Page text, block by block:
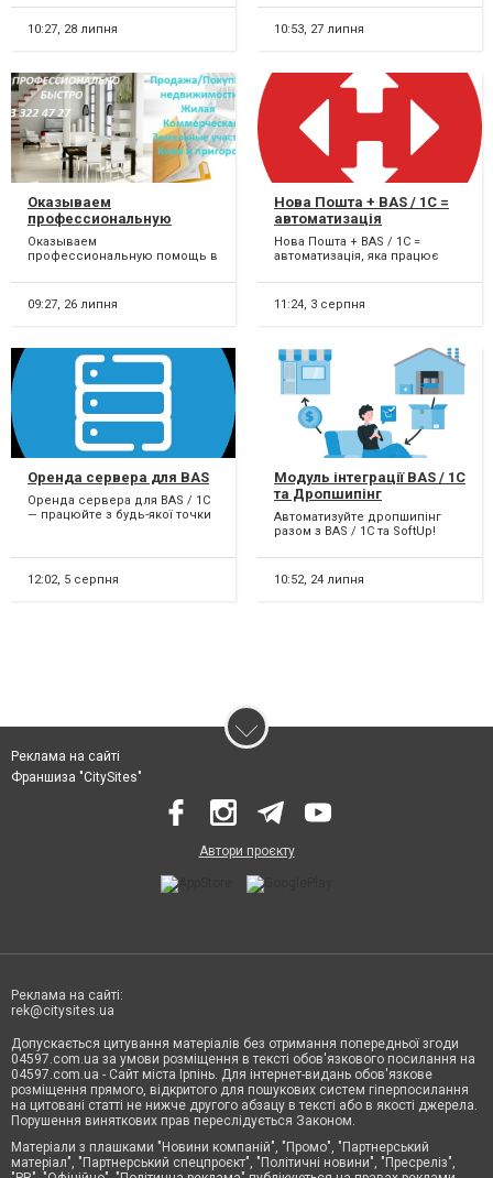
перевіряти опл...
10:27, 28 липня
бізнес відправ...
10:53, 27 липня
Оказываем
профессиональную
помощь в Продаже/
Покупке недвижимости.
Оказываем
профессиональную помощь в
недвижимости. На рынке с
2011г., специализируемс...
09:27, 26 липня
Нова Пошта + BAS / 1C =
автоматизація
Нова Пошта + BAS / 1C =
автоматизація, яка працює
ТТН, відстеження с...
11:24, 3 серпня
Оренда сервера для BAS
Оренда сервера для BAS / 1C
— працюйте з будь-якої точки
12:02, 5 серпня
Модуль інтеграції BAS / 1C
та Дропшипінг
Автоматизуйте дропшипінг
разом з BAS / 1C та SoftUp!
замовлень, постач...
10:52, 24 липня
Реклама на сайті
Франшиза "CitySites"
Автори проєкту
Реклама на сайті:
rek@citysites.ua
Допускається цитування матеріалів без отримання попередньої згоди
04597.com.ua за умови розміщення в тексті обов'язкового посилання на
04597.com.ua - Сайт міста Ірпінь. Для інтернет-видань обов'язкове
розміщення прямого, відкритого для пошукових систем гіперпосилання
на цитовані статті не нижче другого абзацу в тексті або в якості джерела.
Порушення виняткових прав переслідується Законом.
Матеріали з плашками "Новини компаній", "Промо", "Партнерський
матеріал", "Партнерський спецпроєкт", "Політичні новини", "Пресреліз",